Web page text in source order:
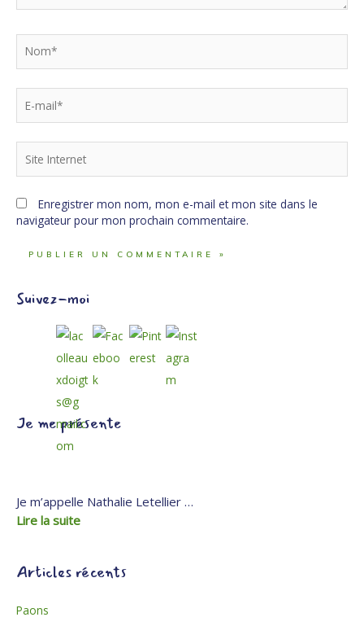
mail*
Internet
Enregistrer mon nom, mon e-mail et mon site dans le
navigateur pour mon prochain commentaire.
Suivez-moi
Je me présente
Je m’appelle Nathalie Letellier …
Lire la suite
Articles récents
Paons